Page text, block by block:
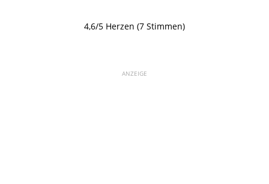
4,6/5 Herzen (7 Stimmen)
ANZEIGE